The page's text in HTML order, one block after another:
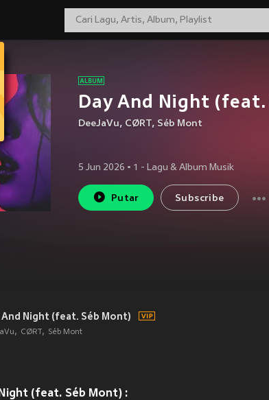
Day And Night
DeeJaVu, CØRT, Séb Mont
5 Jun 2026 • 1 - Lagu & Album Musik
Putar Subscribe
And Night (feat. Séb Mont)
CØRT Séb Mont
(feat. Séb Mont) :